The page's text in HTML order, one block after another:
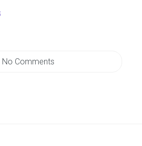
No Comments